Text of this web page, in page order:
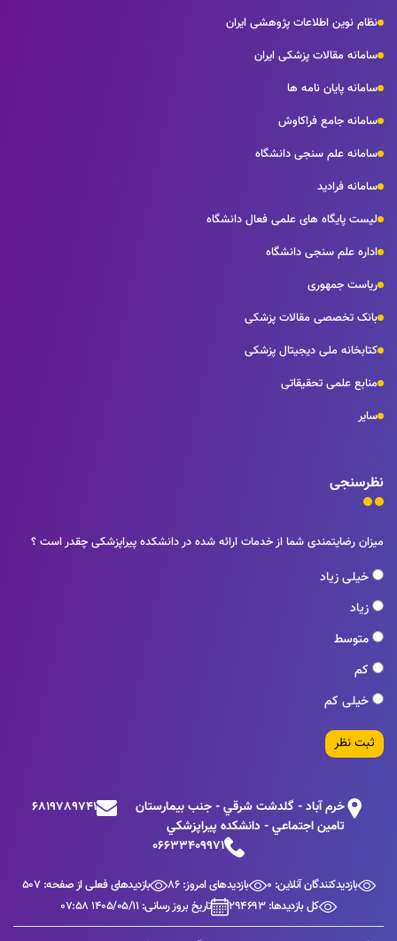
نظام نوین اطلاعات پژوهشی ایران
سامانه مقالات پزشکی ایران
سامانه پایان نامه ها
سامانه جامع فراکاوش
سامانه علم سنجی دانشگاه
سامانه فرادید
لیست پایگاه های علمی فعال دانشگاه
اداره علم سنجی دانشگاه
ریاست جمهوری
بانک تخصصی مقالات پزشکی
کتابخانه ملی دیجیتال پزشکی
منابع علمی تحقیقاتی
سایر
نظرسنجی
میزان رضایتمندی شما از خدمات ارائه شده در دانشکده پیراپزشکی چقدر است ؟
خیلی زیاد
زیاد
متوسط
کم
خیلی کم
ثبت نظر
خرم آباد - گلدشت شرقي - جنب بيمارستان
تامين اجتماعي - دانشكده پيراپزشكي
6819789741
06633409971
بازدیدکنندگان آنلاین: 0 بازدیدهای امروز: 86
بازدیدهای فعلی از صفحه: 507
کل بازدیدها: 294693
تاریخ بروز رسانی: 1405/05/11 07:58